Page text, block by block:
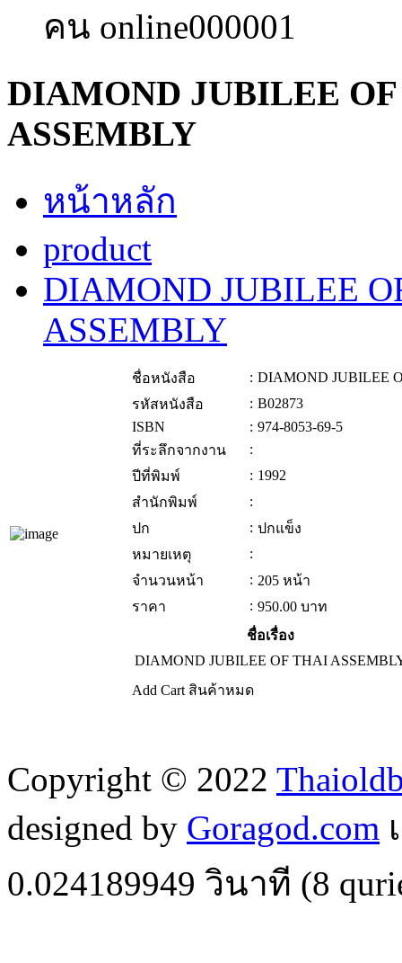
คน online000001
DIAMOND JUBILEE
ASSEMBLY
หน้าหลัก
product
DIAMOND JUBILEE
ASSEMBLY
ชื่อหนังสือ : DIAMOND JUBILEE
รหัสหนังสือ
: B02873
ISBN
: 974-8053-69-5
ที่ระลึกจากงาน
:
ปีที่พิมพ์
: 1992
สำนักพิมพ์
:
ปก
: ปกแข็ง
หมายเหตุ
:
จำนวนหน้า
: 205 หน้า
ราคา
: 950.00 บาท
ชื่อเรื่อง
DIAMOND JUBILEE OF THAI
Add Cart สินค้าหมด
Copyright © 2022
designed by Goragod.com
0.024189949 วินาที (8